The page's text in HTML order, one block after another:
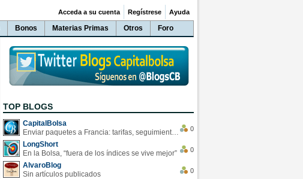
Bonos Materias Primas Otros Foro
Acceda a su cuenta Regístrese Ayuda
TOP BLOGS
CapitalBolsa
Enviar paquetes a Francia: tarifas, seguimiento y ventajas destacadas
0
LongShort
En la Bolsa, “fuera de los índices se vive mejor”
0
AlvaroBlog
Sin artículos publicados
0